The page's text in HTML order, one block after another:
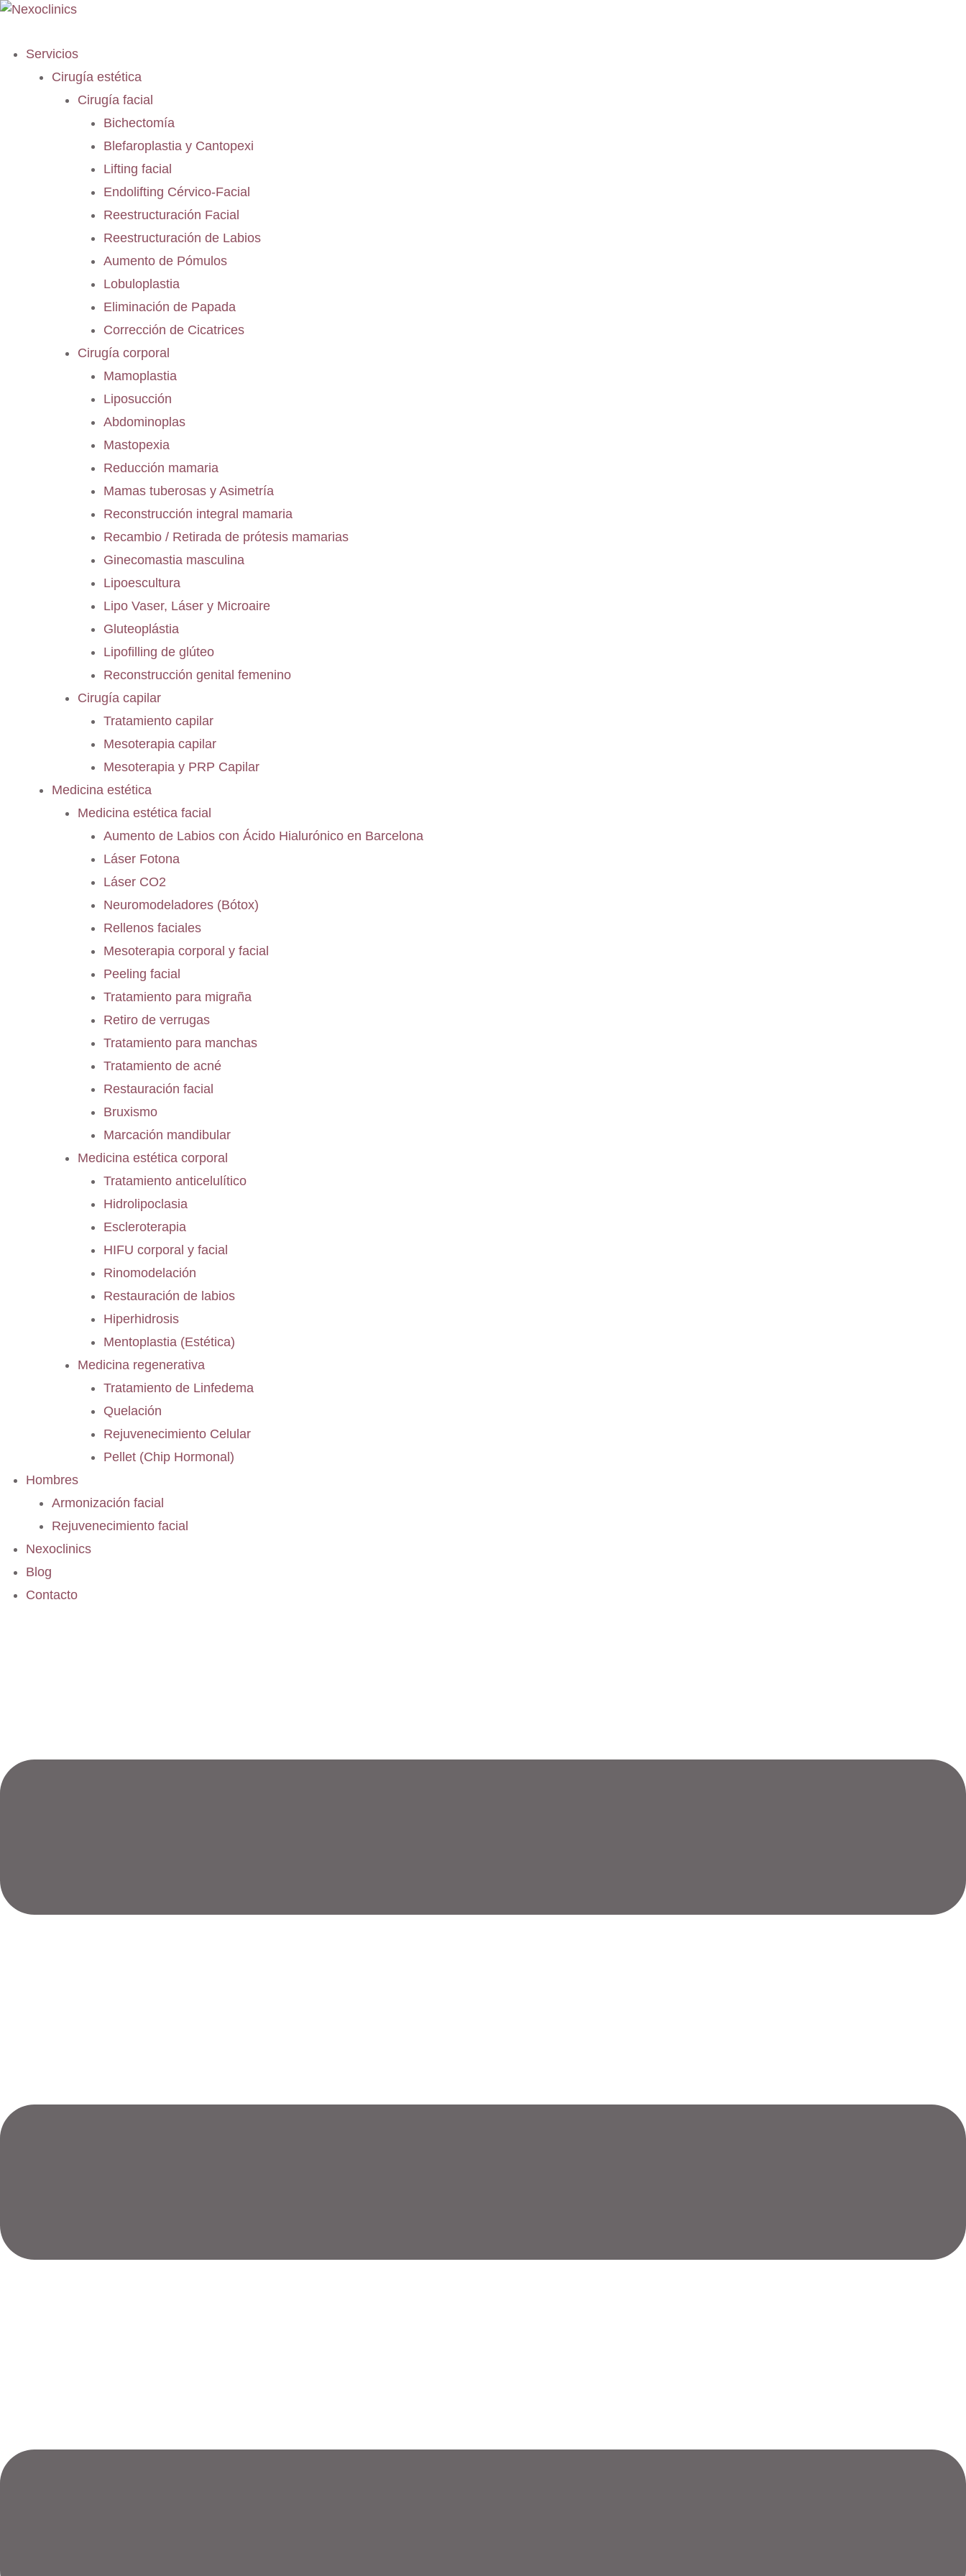
Servicios
Cirugía estética
Cirugía facial
Bichectomía
Blefaroplastia y Cantopexi
Lifting facial
Endolifting Cérvico-Facial
Reestructuración Facial
Reestructuración de Labios
Aumento de Pómulos
Lobuloplastia
Eliminación de Papada
Corrección de Cicatrices
Cirugía corporal
Mamoplastia
Liposucción
Abdominoplas
Mastopexia
Reducción mamaria
Mamas tuberosas y Asimetría
Reconstrucción integral mamaria
Recambio / Retirada de prótesis mamarias
Ginecomastia masculina
Lipoescultura
Lipo Vaser, Láser y Microaire
Gluteoplástia
Lipofilling de glúteo
Reconstrucción genital femenino
Cirugía capilar
Tratamiento capilar
Mesoterapia capilar
Mesoterapia y PRP Capilar
Medicina estética
Medicina estética facial
Aumento de Labios con Ácido Hialurónico en Barcelona
Láser Fotona
Láser CO2
Neuromodeladores (Bótox)
Rellenos faciales
Mesoterapia corporal y facial
Peeling facial
Tratamiento para migraña
Retiro de verrugas
Tratamiento para manchas
Tratamiento de acné
Restauración facial
Bruxismo
Marcación mandibular
Medicina estética corporal
Tratamiento anticelulítico
Hidrolipoclasia
Escleroterapia
HIFU corporal y facial
Rinomodelación
Restauración de labios
Hiperhidrosis
Mentoplastia (Estética)
Medicina regenerativa
Tratamiento de Linfedema
Quelación
Rejuvenecimiento Celular
Pellet (Chip Hormonal)
Hombres
Armonización facial
Rejuvenecimiento facial
Nexoclinics
Blog
Contacto